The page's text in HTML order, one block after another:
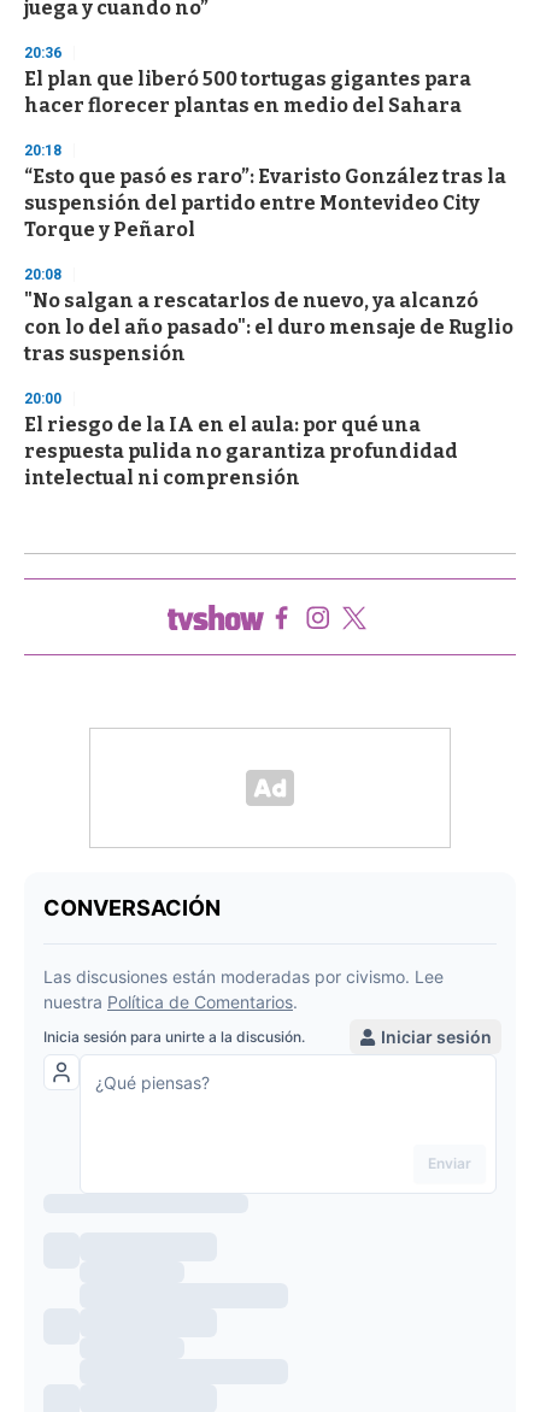
juega y cuando no”
20:36
El plan que liberó 500 tortugas gigantes para
hacer florecer plantas en medio del Sahara
20:18
“Esto que pasó es raro”: Evaristo González tras la
suspensión del partido entre Montevideo City
Torque y Peñarol
20:08
"No salgan a rescatarlos de nuevo, ya alcanzó
con lo del año pasado": el duro mensaje de Ruglio
tras suspensión
20:00
El riesgo de la IA en el aula: por qué una
respuesta pulida no garantiza profundidad
intelectual ni comprensión